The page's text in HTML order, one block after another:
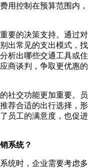
用控制在预算范围内，
要的决策支持。通过对
出常见的支出模式，找
析出哪些交通工具或住
商谈判，争取更优惠的
社交功能更加重要。员
荐合适的出行选择，形
员工的满意度，也促进
系统？
统时，企业需要考虑多